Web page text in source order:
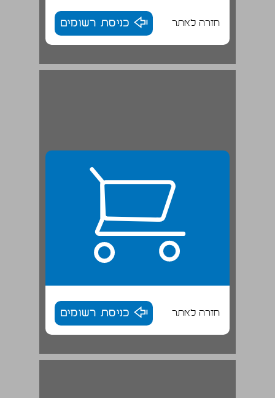
חזרה לאתר כניסת רשומים
חזרה לאתר כניסת רשומים
רשימת הפרסומים של ד"ר מנחם מורשת ... 24